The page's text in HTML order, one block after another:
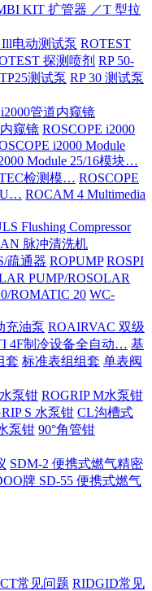
KIT 扩管器 ／T 型拉
Ill电动测试泵 ROTEST
探测喷剂 RP 50-
TP25测试泵 RP 30 测试泵
管道内窥镜
窥镜 ROSCOPE i2000
i2000 Module
Module 25/16模块…
TEC检测模… ROSCOPE
ROCAM 4 Multimedia
Flushing Compressor
脉冲清洗机
疏通器 ROPUMP ROSPI
PUMP/ROSOLAR
ROMATIC 20 WC-
充油泵 ROAIRVAC 双级
4F制冷设备全自动… 基
套 标准表组组套 单表阀
泵钳 ROGRIP M水泵钳
S 水泵钳 CL沟槽式
泵钳 90°角管钳
SDM-2 便携式燃气精密
牌 SD-55 便携式燃气
常见问题 RIDGID常见